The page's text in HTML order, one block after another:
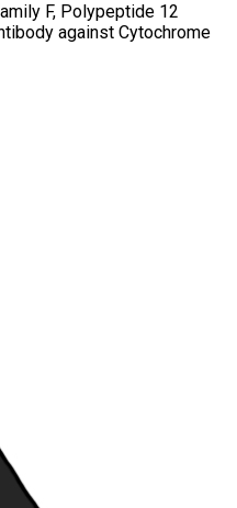
F, Polypeptide 12
against Cytochrome